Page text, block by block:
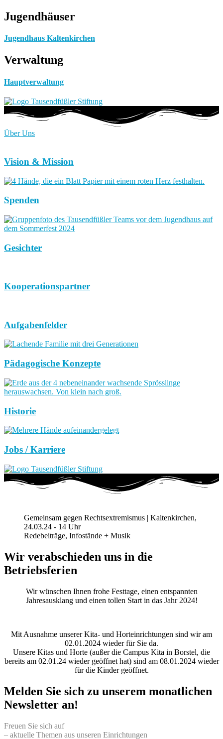
Jugendhäuser
Jugendhaus Kaltenkirchen
Verwaltung
Hauptverwaltung
Über Uns
Vision & Mission
Spenden
Gesichter
Kooperationspartner
Aufgabenfelder
Pädagogische Konzepte
Historie
Jobs / Karriere
Gemeinsam gegen Rechtsextremismus | Kaltenkirchen,
24.03.24 - 14 Uhr
Redebeiträge, Infostände + Musik
Wir verabschieden uns in die
Betriebsferien
Wir wünschen Ihnen frohe Festtage, einen entspannten
Jahresausklang und einen tollen Start in das Jahr 2024!
Mit Ausnahme unserer Kita- und Horteinrichtungen sind wir am
02.01.2024 wieder für Sie da.
Unsere Kitas und Horte (außer die Campus Kita in Borstel, die
bereits am 02.01.24 wieder geöffnet hat) sind am 08.01.2024 wieder
für die Kinder geöffnet.
Melden Sie sich zu unserem monatlichen
Newsletter an!
Freuen Sie sich auf
– aktuelle Themen aus unseren Einrichtungen